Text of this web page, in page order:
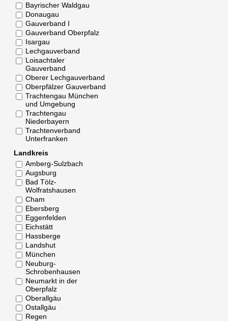
Bayrischer Waldgau
Donaugau
Gauverband I
Gauverband Oberpfalz
Isargau
Lechgauverband
Loisachtaler
Gauverband
Oberer Lechgauverband
Oberpfälzer Gauverband
Trachtengau München
und Umgebung
Trachtengau
Niederbayern
Trachtenverband
Unterfranken
Landkreis
Amberg-Sulzbach
Augsburg
Bad Tölz-
Wolfratshausen
Cham
Ebersberg
Eggenfelden
Eichstätt
Hassberge
Landshut
München
Neuburg-
Schrobenhausen
Neumarkt in der
Oberpfalz
Oberallgäu
Ostallgäu
Regen